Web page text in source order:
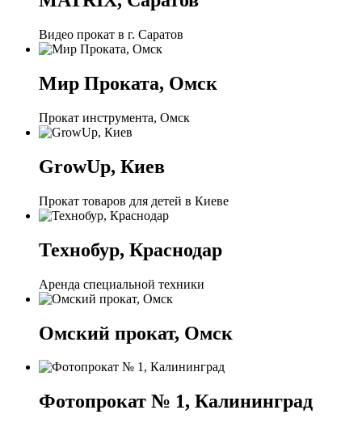
Видео прокат в г. Саратов
Мир Проката, Омск
Прокат инструмента, Омск
GrowUp, Киев
Прокат товаров для детей в Киеве
Технобур, Краснодар
Аренда специальной техники
Омский прокат, Омск
Фотопрокат № 1, Калининград